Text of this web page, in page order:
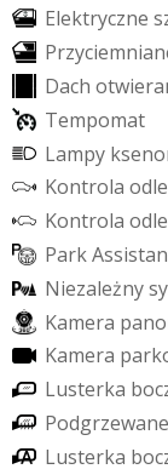
Elektryczne s
Przyciemnian
Dach otwiera
Tempomat
Lampy kseno
Kontrola odle
Kontrola odle
ParkAssistan
Niezależnysy
Kamera pano
Kamera park
Lusterka boc
Podgrzewane
Lusterka boc